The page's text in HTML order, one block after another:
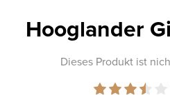
Hooglander
Dieses Produkt ist